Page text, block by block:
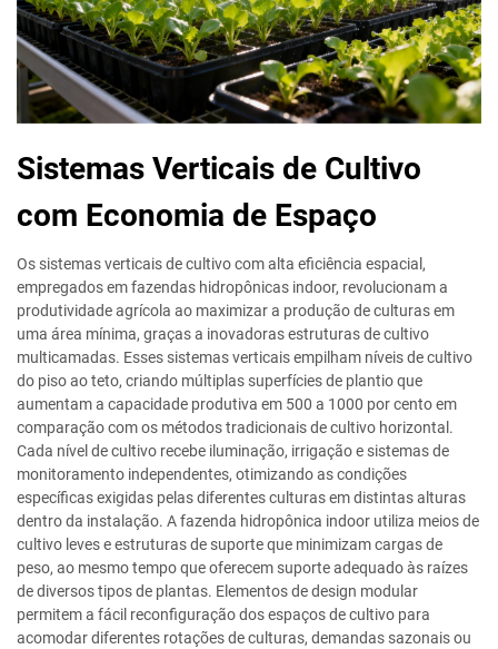
Sistemas Verticais de Cultivo
com Economia de Espaço
Os sistemas verticais de cultivo com alta eficiência espacial,
empregados em fazendas hidropônicas indoor, revolucionam a
produtividade agrícola ao maximizar a produção de culturas em
uma área mínima, graças a inovadoras estruturas de cultivo
multicamadas. Esses sistemas verticais empilham níveis de cultivo
do piso ao teto, criando múltiplas superfícies de plantio que
aumentam a capacidade produtiva em 500 a 1000 por cento em
comparação com os métodos tradicionais de cultivo horizontal.
Cada nível de cultivo recebe iluminação, irrigação e sistemas de
monitoramento independentes, otimizando as condições
específicas exigidas pelas diferentes culturas em distintas alturas
dentro da instalação. A fazenda hidropônica indoor utiliza meios de
cultivo leves e estruturas de suporte que minimizam cargas de
peso, ao mesmo tempo que oferecem suporte adequado às raízes
de diversos tipos de plantas. Elementos de design modular
permitem a fácil reconfiguração dos espaços de cultivo para
acomodar diferentes rotações de culturas, demandas sazonais ou